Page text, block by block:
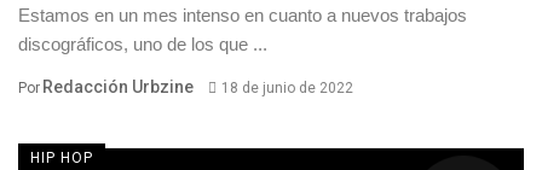
Estamos en un mes intenso en cuanto a nuevos trabajos
discográficos, uno de los que ...
Por Redacción Urbzine 18 de junio de 2022
HIP HOP